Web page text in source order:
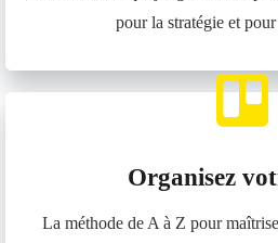
pour la stratégie et
Organisez
La méthode de A à Z pour